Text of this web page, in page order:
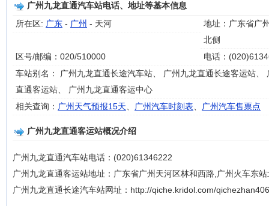
广州九龙直通汽车站电话、地址等基本信息
所在区: 广东 - 广州 - 天河
地址：广东省广
北侧
区号/邮编：020/510000
电话：
车站别名： 广州九龙直通长途汽车站、 广州九龙直通长途客运站、
直通客运站、 广州九龙直通客运中心
相关查询： 广州天气预报15天 广州汽车时刻表 广州汽车售票点
广州九龙直通客运站概况介绍
广州九龙直通汽车站电话：(020)61346222
广州九龙直通客运站地址：广东省广州天河区林和西路,广州火车东
广州九龙直通长途汽车站网址：http://qiche.kridol.com/